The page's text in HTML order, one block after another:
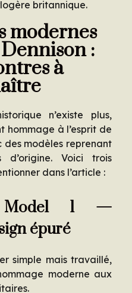
britannique.
modernes
:
à
n’existe plus,
hommage à l’esprit de
des modèles reprenant
d’origine. Voici trois
dans l’article :
Model 1 —
épuré
simple mais travaillé,
moderne aux